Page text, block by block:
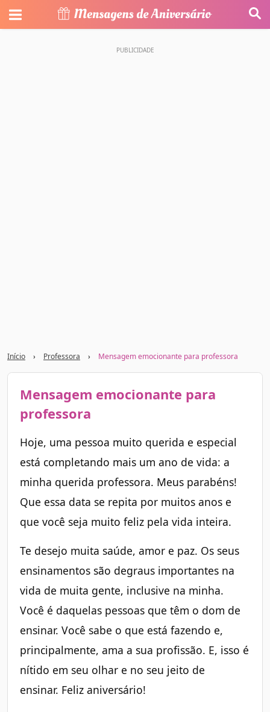
Início › Professora › Mensagem emocionante para professora
Mensagem emocionante para
professora
Hoje, uma pessoa muito querida e especial
está completando mais um ano de vida: a
minha querida professora. Meus parabéns!
Que essa data se repita por muitos anos e
que você seja muito feliz pela vida inteira.
Te desejo muita saúde, amor e paz. Os seus
ensinamentos são degraus importantes na
vida de muita gente, inclusive na minha.
Você é daquelas pessoas que têm o dom de
ensinar. Você sabe o que está fazendo e,
principalmente, ama a sua profissão. E, isso é
nítido em seu olhar e no seu jeito de
ensinar. Feliz aniversário!